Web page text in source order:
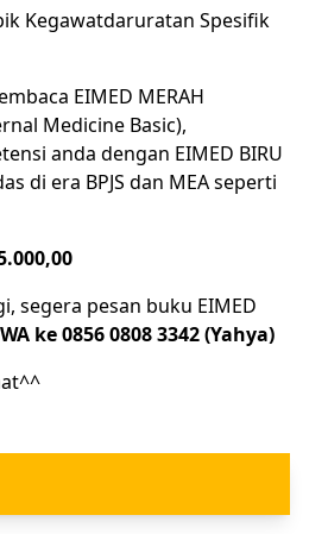
Kegawatdaruratan Spesifik
EIMED MERAH
Medicine Basic),
anda dengan EIMED BIRU
di era BPJS dan MEA seperti
segera pesan buku EIMED
ke 0856 0808 3342 (Yahya)